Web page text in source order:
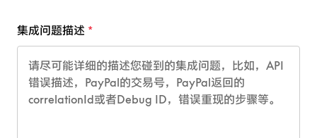
集成问题描述